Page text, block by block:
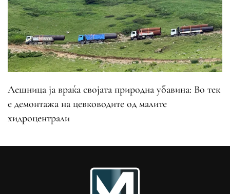
Лешница ја враќа својата природна убавина: Во тек
е демонтажа на цевководите од малите
хидроцентрали